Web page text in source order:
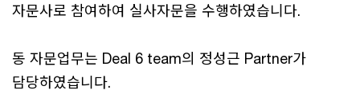
자문사로 참여하여 실사자문을 수행하였습니다.
동 자문업무는 Deal 6 team의 정성근 Partner가
담당하였습니다.